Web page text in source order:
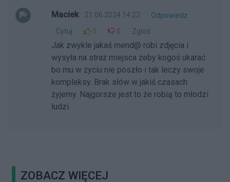
Maciek 21.06.2024 14:22
Odpowiedz
Cytuj
0 0 Zgłoś
Jak zwykle jakaś mend@ robi zdjęcia i
wysyła na straż miejsca żeby kogoś ukarać
bo mu w życiu nie poszło i tak leczy swoje
kompleksy. Brak słów w jakiś czasach
żyjemy. Najgorsze jest to że robią to młodzi
ludzi.
ZOBACZ WIĘCEJ